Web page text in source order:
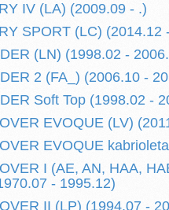
IV (LA) (2009.09 - .)
SPORT (LC) (2014.12
(LN) (1998.02 -
2 (FA_) (2006.10 -
Soft Top (1998.02 -
EVOQUE (LV)
EVOQUE
I (AE, AN, HAA,
- 1995.12)
II (LP) (1994.07 -